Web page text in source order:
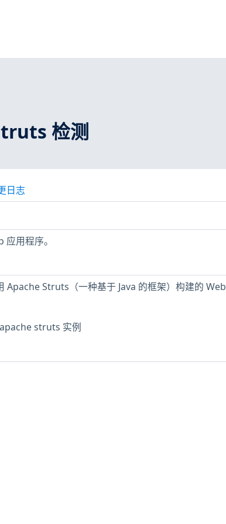
检测
日志
用程序。
Apache Struts（一种基于 Java 的框架）构建的 Web
struts 实例